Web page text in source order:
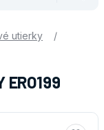
utierky
/
ERO199